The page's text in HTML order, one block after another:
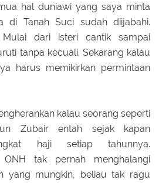
hal duniawi yang saya minta
di Tanah Suci sudah diijabahi.
Mulai dari isteri cantik sampai
tanpa kecuali. Sekarang kalau
harus memikirkan permintaan
kalau seorang seperti
Zubair entah sejak kapan
haji setiap tahunnya.
ONH tak pernah menghalangi
yang mungkin, beliau tak ragu